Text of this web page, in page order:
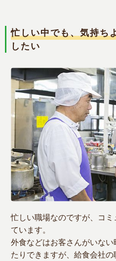
忙しい中でも、気持ち
したい
忙しい職場なのですが、コ
ています。
外食などはお客さんがいな
たりできますが、給食会社の